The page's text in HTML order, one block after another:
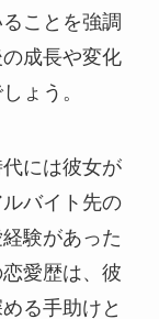
ことを強調
成長や変化
ょう。
には彼女が
バイト先の
験があった
愛歴は、彼
る手助けと